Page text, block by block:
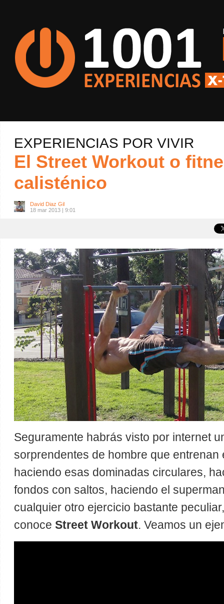
EXPERIENCIAS POR VIVIR
El Street Workout o
calisténico
David Diaz Gil
18 mar 2013 | 9:01
Seguramente habrás visto por internet
sorprendentes de hombre que entrenan
haciendo esas dominadas circulares,
fondos con saltos, haciendo el
cualquier otro ejercicio bastante
conoce Street Workout. Veamos un